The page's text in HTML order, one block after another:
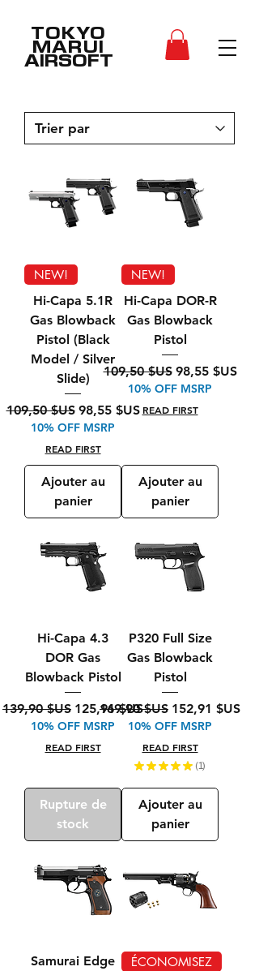
TOKYO
MARUI
AIRSOFT
NEW!
Hi-Capa 5.1R
Gas Blowback
Pistol (Black
Model / Silver
Slide)
Prix original
109,50 $US Prix promotionnel
98,55 $US
10% OFF MSRP
READ FIRST
Ajouter au
panier
NEW!
Hi-Capa DOR-R
Gas Blowback
Pistol
Prix original
109,50 $US Prix
98,55 $US
10% OFF MSRP
READ FIRST
Ajouter au
panier
Hi-Capa 4.3
DOR Gas
Blowback Pistol
Prix original
139,90 $US Prix promotionnel
125,91 $US
10% OFF MSRP
READ FIRST
Rupture de
stock
P320 Full Size
Gas Blowback
Pistol
Prix original
169,90 $US Prix
152,91 $US
10% OFF MSRP
READ FIRST
★ ★ ★ ★ ★ 1
1
Ajouter au
panier
Samurai Edge
ÉCONOMISEZ